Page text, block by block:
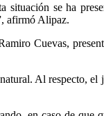
situación se ha
afirmó Alipaz.
Cuevas,
Al respecto,